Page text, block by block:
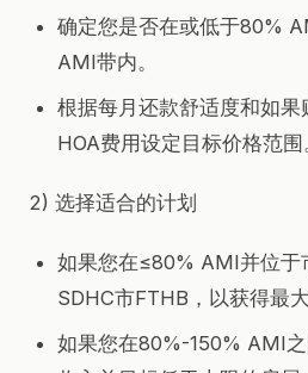
确定您是否在或低于80%
AMI带内。
根据每月还款舒适度和如
HOA费用设定目标价格范围
2) 选择适合的计划
如果您在≤80% AMI并位于
SDHC市FTHB，以获得最
如果您在80%-150% AMI